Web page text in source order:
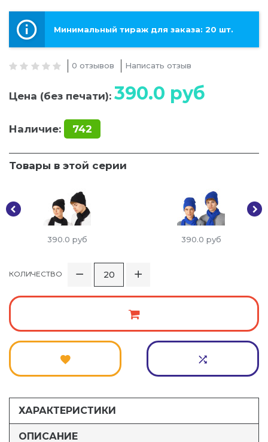
Минимальный тираж для заказа: 20 шт.
0 отзывов Написать отзыв
Цена (без печати): 390.0 руб
Наличие: 742
Товары в этой серии
390.0 руб 390.0 руб
КОЛИЧЕСТВО
ХАРАКТЕРИСТИКИ
ОПИСАНИЕ